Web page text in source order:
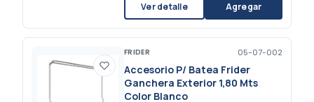
Ver detalle Agregar
FRIDER 05-07-002
Accesorio P/ Batea Frider
Ganchera Exterior 1,80 Mts
Color Blanco